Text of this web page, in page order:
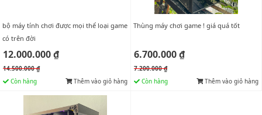
bộ máy tính chơi được mọi thể loại game
có trên đời
12.000.000 ₫
14.500.000 ₫
Còn hàng
Thêm vào giỏ hàng
Thùng máy chơi game ! giá quá tốt
6.700.000 ₫
7.200.000 ₫
Còn hàng
Thêm vào giỏ hàng